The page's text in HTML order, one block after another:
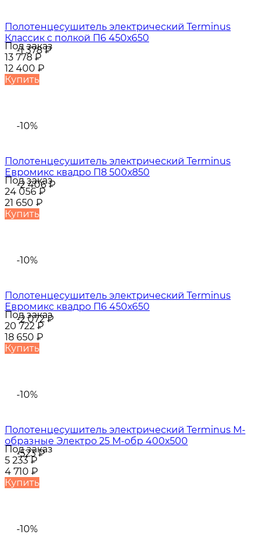
-1 378₽
Полотенцесушитель электрический Terminus
Классик с полкой П6 450х650
Под заказ
13 778₽
12 400 ₽
Купить
-10%
-2 406₽
Полотенцесушитель электрический Terminus
Евромикс квадро П8 500х850
Под заказ
24 056₽
21 650 ₽
Купить
-10%
-2 072₽
Полотенцесушитель электрический Terminus
Евромикс квадро П6 450х650
Под заказ
20 722₽
18 650 ₽
Купить
-10%
-523₽
Полотенцесушитель электрический Terminus M-
образные Электро 25 М-обр 400х500
Под заказ
5 233₽
4 710 ₽
Купить
-10%